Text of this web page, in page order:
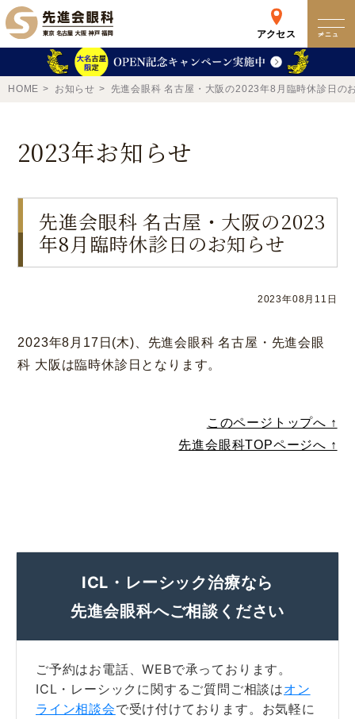
アクセス メニュー
0120-049-113
受付時間 10:00-19:00
クリニック案内
手術・料金 アフターケア
ドクター紹介 よくあるご質問
クリニック
東京 新宿 名古屋
Web予約
先進会眼科 福岡飯塚
福岡県飯塚市川津
[提携]札幌かとう眼
科
[ICL提携]鹿児島園
田眼科
鹿児島市中央町
[提携]木村眼科 天王
寺院
大阪市天王寺区
HOME お知らせ 先進会眼科 名古屋・大阪の2023年8月臨時休診日の
2023年お知らせ
先進会眼科 名古屋・大阪の2023
年8月臨時休診日のお知らせ
2023年08月11日
2023年8月17日(木)、先進会眼科 名古屋・先進会眼
科 大阪は臨時休診日となります。
このページトップへ ↑
先進会眼科TOPページへ ↑
ICL・レーシック治療なら
先進会眼科へご相談ください
ご予約はお電話、WEBで承っております。
ICL・レーシックに関するご質問ご相談はオン
ライン相談会で受け付けております。お気軽に